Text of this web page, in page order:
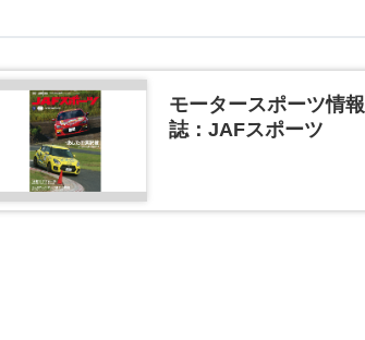
モータースポーツ情報
誌：JAFスポーツ